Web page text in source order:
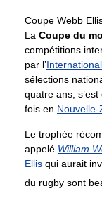
Coupe Webb
La Coupe du
compétitions
par l’
sélections
quatre ans,
fois en
Le trophée
appelé William
Ellis qui aurait
du rugby sont